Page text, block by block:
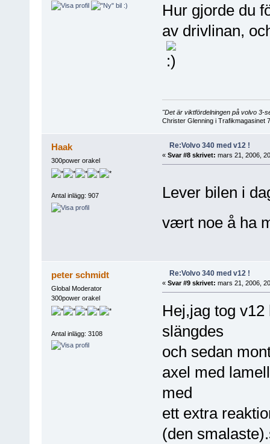
Hur gjorde du
av drivlinan,
"Det är viktfördelningen på volvo 3-
Christer Glenning i Trafikmagasinet
Haak
300power orakel
Antal inlägg: 907
Re:Volvo 340 med v12 !
« Svar #8 skrivet: mars 21, 2006,
Lever bilen i
vært noe å ha
peter schmidt
Global Moderator
300power orakel
Antal inlägg: 3108
Re:Volvo 340 med v12 !
« Svar #9 skrivet: mars 21, 2006,
Hej,jag tog
slängdes
och sedan
axel med
med
ett extra
(den